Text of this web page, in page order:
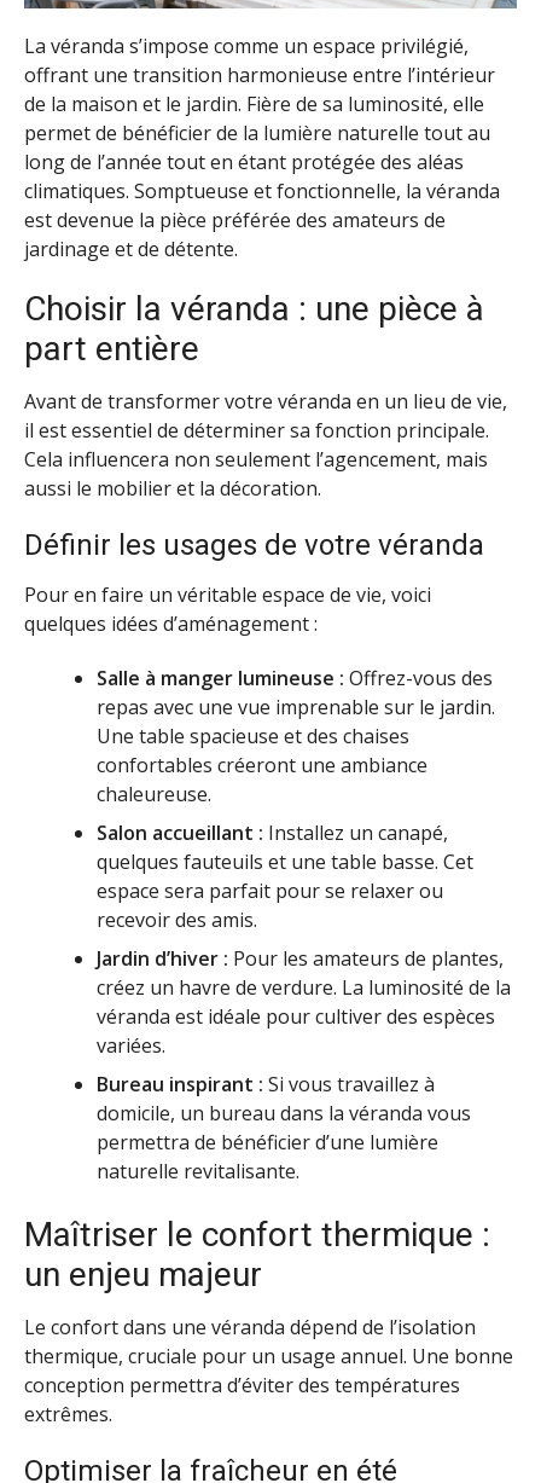
La véranda s’impose comme un espace privilégié,
offrant une transition harmonieuse entre l’intérieur
de la maison et le jardin. Fière de sa luminosité, elle
permet de bénéficier de la lumière naturelle tout au
long de l’année tout en étant protégée des aléas
climatiques. Somptueuse et fonctionnelle, la véranda
est devenue la pièce préférée des amateurs de
jardinage et de détente.
Choisir la véranda : une pièce à
part entière
Avant de transformer votre véranda en un lieu de vie,
il est essentiel de déterminer sa fonction principale.
Cela influencera non seulement l’agencement, mais
aussi le mobilier et la décoration.
Définir les usages de votre véranda
Pour en faire un véritable espace de vie, voici
quelques idées d’aménagement :
Salle à manger lumineuse : Offrez-vous des
repas avec une vue imprenable sur le jardin.
Une table spacieuse et des chaises
confortables créeront une ambiance
chaleureuse.
Salon accueillant : Installez un canapé,
quelques fauteuils et une table basse. Cet
espace sera parfait pour se relaxer ou
recevoir des amis.
Jardin d’hiver : Pour les amateurs de plantes,
créez un havre de verdure. La luminosité de la
véranda est idéale pour cultiver des espèces
variées.
Bureau inspirant : Si vous travaillez à
domicile, un bureau dans la véranda vous
permettra de bénéficier d’une lumière
naturelle revitalisante.
Maîtriser le confort thermique :
un enjeu majeur
Le confort dans une véranda dépend de l’isolation
thermique, cruciale pour un usage annuel. Une bonne
conception permettra d’éviter des températures
extrêmes.
Optimiser la fraîcheur en été